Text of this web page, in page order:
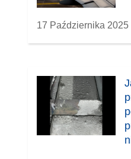
17 Października 2025